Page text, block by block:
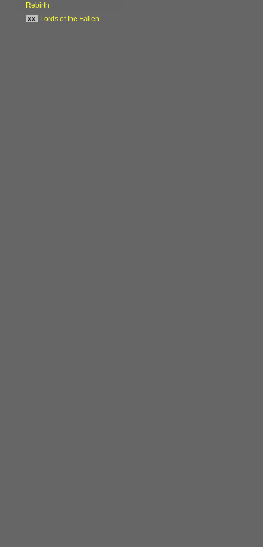
Rebirth
xx
Lords of the Fallen